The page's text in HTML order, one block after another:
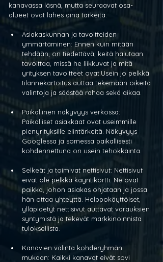
kanavassa läsnä, mutta seuraavat osa-
alueet ovat lähes aina tärkeitä:
Asiakaskunnan ja tavoitteiden
ymmärtäminen: Ennen kuin mitään
tehdään, on tiedettävä, keitä halutaan
tavoittaa, missä he liikkuvat ja mitä
yrityksen tavoitteet ovat.Usein jo pelkkä
tilannekartoitus auttaa tekemään oikeita
valintoja ja säästää rahaa sekä aikaa.
Paikallinen näkyvyys verkossa:
Paikalliset asiakkaat ovat useimmille
pienyrityksille elintärkeitä. Näkyvyys
Googlessa ja somessa paikallisesti
kohdennettuna on usein tehokkainta.
Selkeät ja toimivat nettisivut: Nettisivut
eivät ole pelkkä käyntikortti. Ne ovat
paikka, johon asiakas ohjataan ja jossa
hän ottaa yhteyttä. Helppokäyttöiset,
ylläpidetyt nettisivut auttavat varauksien
syntymistä ja tekevät markkinoinnista
tuloksellista.
Kanavien valinta kohderyhmän
mukaan: Kaikki kanavat eivät sovi